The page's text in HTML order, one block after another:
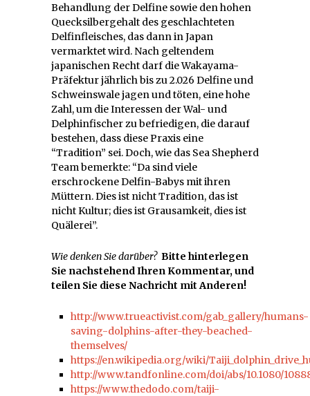
Behandlung der Delfine sowie den hohen
Quecksilbergehalt des geschlachteten
Delfinfleisches, das dann in Japan
vermarktet wird. Nach geltendem
japanischen Recht darf die Wakayama-
Präfektur jährlich bis zu 2.026 Delfine und
Schweinswale jagen und töten, eine hohe
Zahl, um die Interessen der Wal- und
Delphinfischer zu befriedigen, die darauf
bestehen, dass diese Praxis eine
“Tradition” sei. Doch, wie das Sea Shepherd
Team bemerkte: “Da sind viele
erschrockene Delfin-Babys mit ihren
Müttern. Dies ist nicht Tradition, das ist
nicht Kultur; dies ist Grausamkeit, dies ist
Quälerei”.
Wie denken Sie darüber? Bitte hinterlegen
Sie nachstehend Ihren Kommentar, und
teilen Sie diese Nachricht mit Anderen!
http://www.trueactivist.com/gab_gallery/humans-
saving-dolphins-after-they-beached-
themselves/
https://en.wikipedia.org/wiki/
http://www.tandfonline.com/doi/abs/10.1080/
https://www.thedodo.com/taiji-